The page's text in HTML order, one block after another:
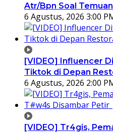
Atr/Bpn Soal
6 Agustus, 2026 3:00
[VIDEO] Influencer
Tiktok di Depan
6 Agustus, 2026 2:00
[VIDEO] Tr4gis,